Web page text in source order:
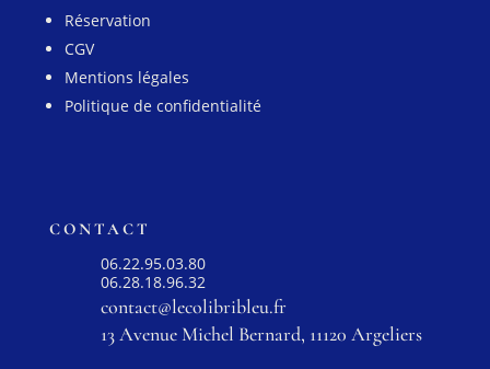
Réservation
CGV
Mentions légales
Politique de confidentialité
CONTACT
06.22.95.03.80
06.28.18.96.32
contact@lecolibribleu.fr
13 Avenue Michel Bernard, 11120 Argeliers